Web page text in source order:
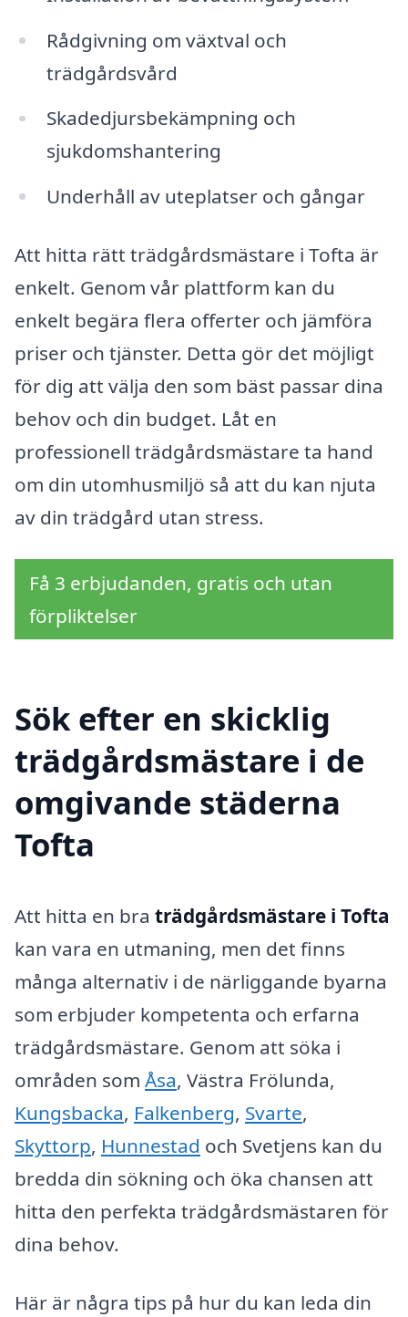
Rådgivning om växtval och
trädgårdsvård
Skadedjursbekämpning och
sjukdomshantering
Underhåll av uteplatser och gångar
Att hitta rätt trädgårdsmästare i Tofta är
enkelt. Genom vår plattform kan du
enkelt begära flera offerter och jämföra
priser och tjänster. Detta gör det möjligt
för dig att välja den som bäst passar dina
behov och din budget. Låt en
professionell trädgårdsmästare ta hand
om din utomhusmiljö så att du kan njuta
av din trädgård utan stress.
Få 3 erbjudanden, gratis och utan
förpliktelser
Sök efter en skicklig
trädgårdsmästare i de
omgivande städerna
Tofta
Att hitta en bra trädgårdsmästare i Tofta
kan vara en utmaning, men det finns
många alternativ i de närliggande byarna
som erbjuder kompetenta och erfarna
trädgårdsmästare. Genom att söka i
områden som Åsa, Västra Frölunda,
Kungsbacka, Falkenberg, Svarte,
Skyttorp, Hunnestad och Svetjens kan du
bredda din sökning och öka chansen att
hitta den perfekta trädgårdsmästaren för
dina behov.
Här är några tips på hur du kan leda din